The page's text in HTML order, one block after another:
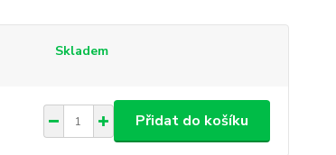
Skladem
Přidat do košíku